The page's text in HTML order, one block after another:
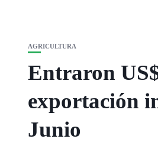
AGRICULTURA
Entraron
exportación
Junio